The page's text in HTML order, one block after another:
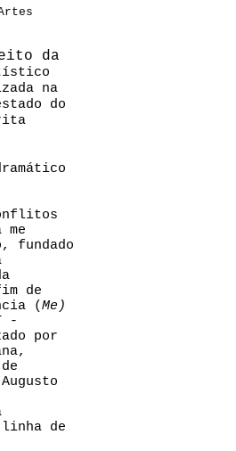
da
na
do
fundado
de
(Me)
-
por
de